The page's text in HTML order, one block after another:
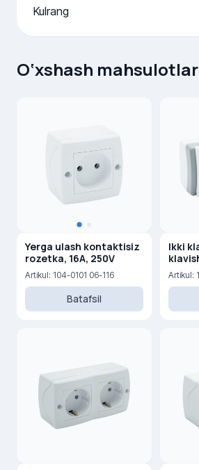
Kulrang
O‘xshash mahsulotlar
Yerga ulash kontaktisiz
rozetka, 16A, 250V
Artikul: 104-0101 06-116
Batafsil
Ikki
Artikul: